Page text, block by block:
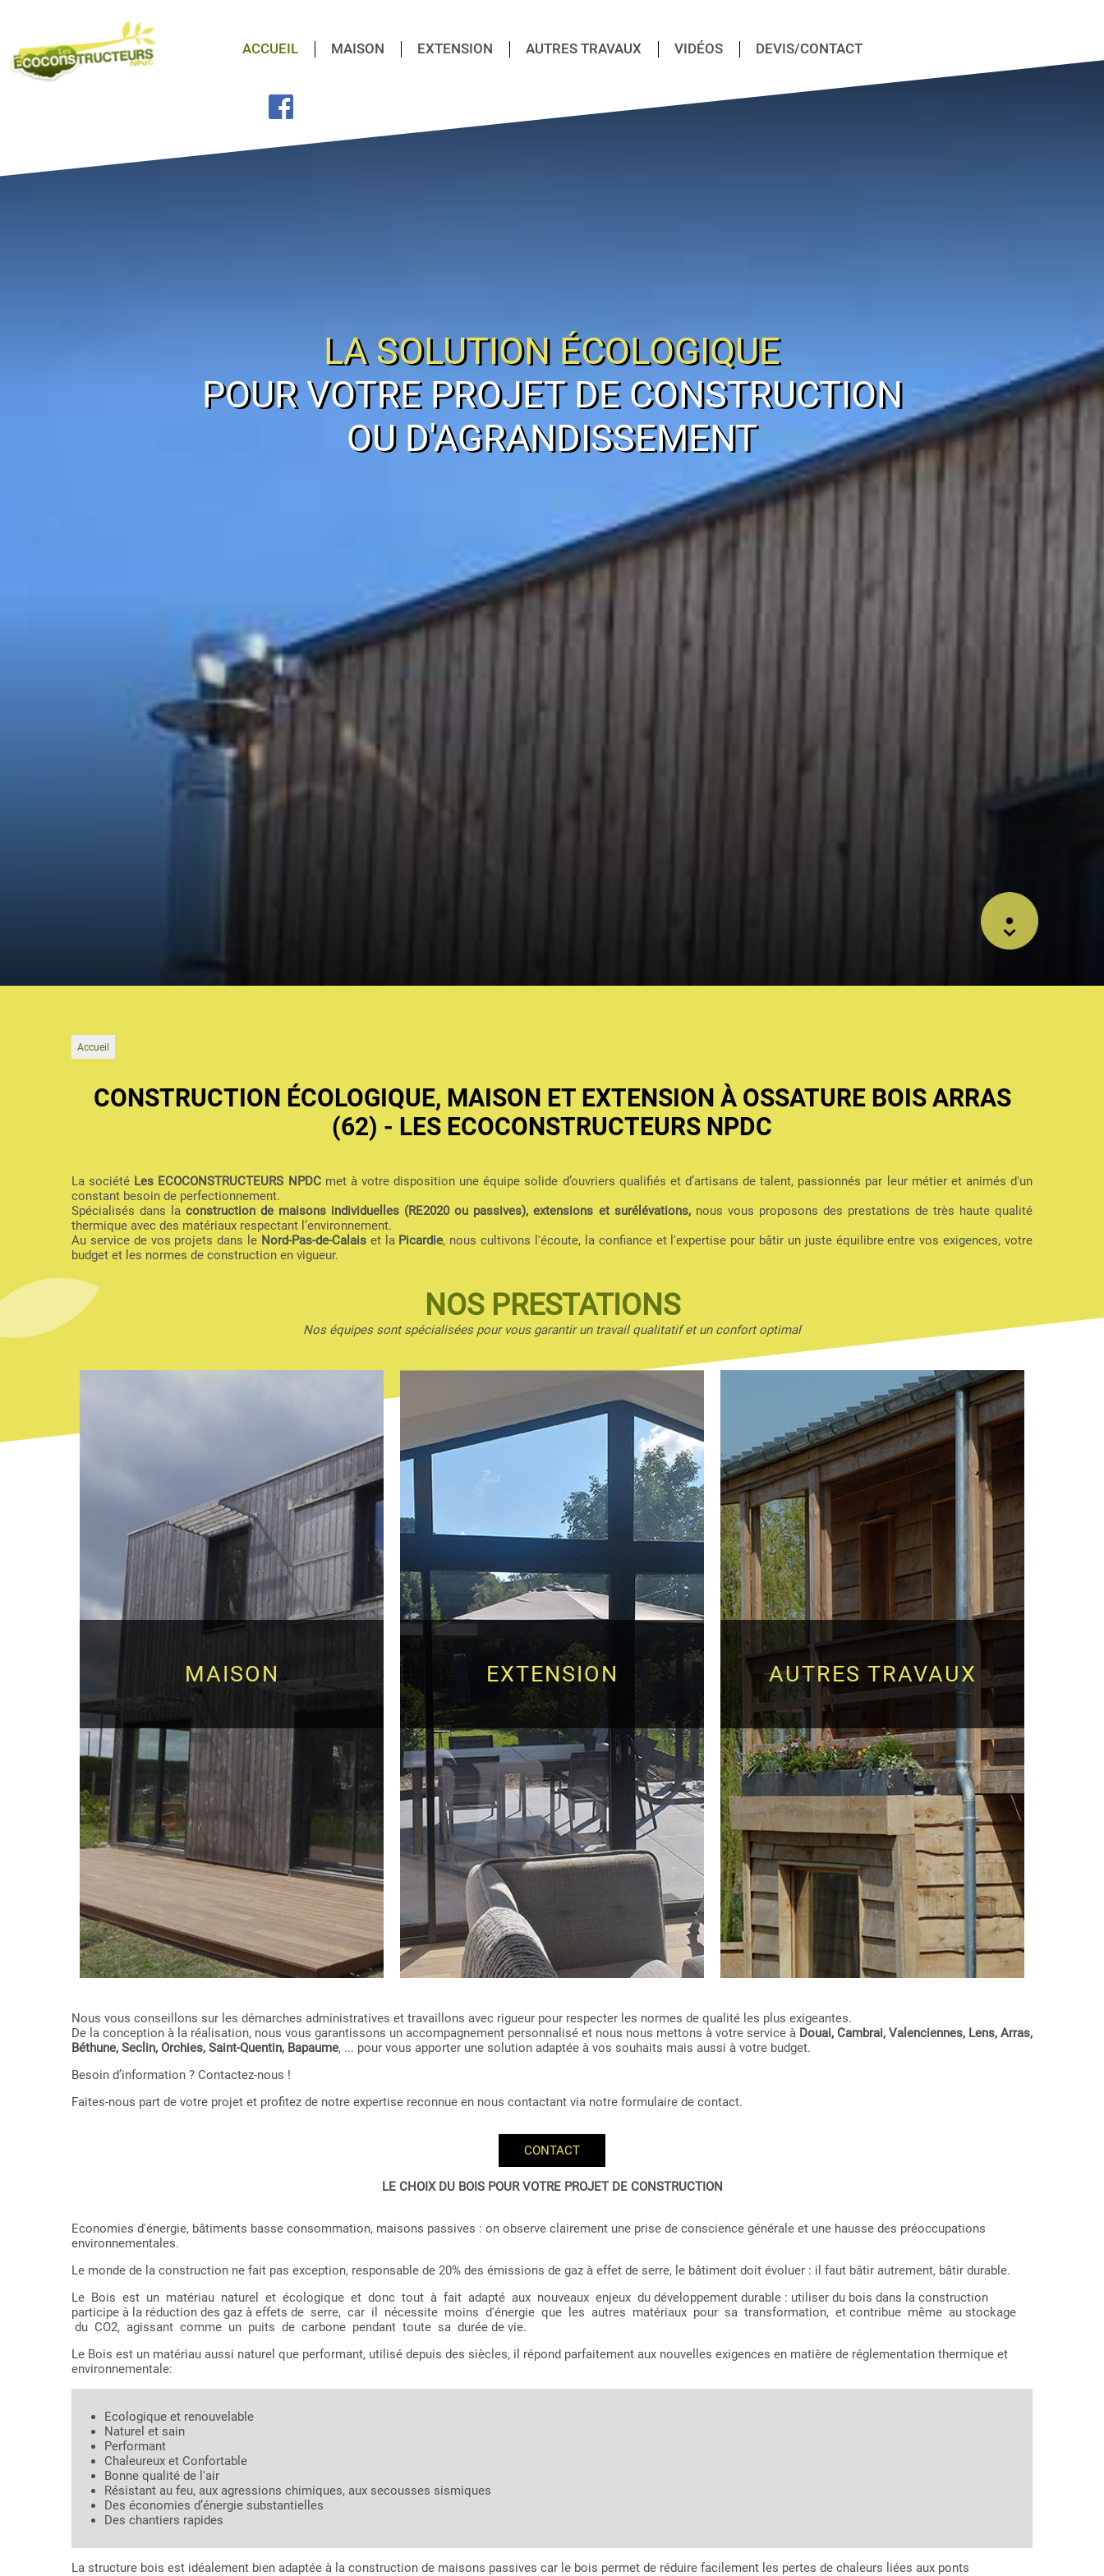
ACCUEIL MAISON EXTENSION AUTRES TRAVAUX VIDÉOS DEVIS/CONTACT
LA SOLUTION ÉCOLOGIQUE
POUR VOTRE PROJET DE CONSTRUCTION
OU D'AGRANDISSEMENT
Accueil
CONSTRUCTION ÉCOLOGIQUE, MAISON ET EXTENSION À OSSATURE BOIS ARRAS
(62) - LES ECOCONSTRUCTEURS NPDC
La société Les ECOCONSTRUCTEURS NPDCmet à votre disposition une équipe solide d’ouvriers qualifiés et d’artisans de talent, passionnés par leur métier et animés d'un
constant besoin de perfectionnement.
Spécialisés dans la construction de maisons individuelles (RE2020 ou passives), extensions et surélévations,nous vous proposons des prestations de très haute qualité
thermique avec des matériaux respectant l’environnement.
Au service de vos projets dans le Nord-Pas-de-Calaiset la Picardie, nous cultivons l'écoute, la confiance et l'expertise pour bâtir un juste équilibre entre vos exigences, votre
budget et les normes de construction en vigueur.
NOS PRESTATIONS
Nos équipes sont spécialisées pour vous garantir un travail qualitatif et un confort optimal
MAISON EXTENSION AUTRES TRAVAUX
Nous vous conseillons sur les démarches administratives et travaillons avec rigueur pour respecter les normes de qualité les plus exigeantes.
De la conception à la réalisation, nous vous garantissons un accompagnement personnalisé et nous nous mettons à votre service à Douai, Cambrai, Valenciennes, Lens, Arras,
Béthune, Seclin, Orchies, Saint-Quentin, Bapaume, ... pour vous apporter une solution adaptée à vos souhaits mais aussi à votre budget.
Besoin d’information ? Contactez-nous !
Faites-nous part de votre projet et profitez de notre expertise reconnue en nous contactant via notre formulaire de contact.
CONTACT
LE CHOIX DU BOIS POUR VOTRE PROJET DE CONSTRUCTION
Economies d'énergie, bâtiments basse consommation, maisons passives : on observe clairement une prise de conscience générale et une hausse des préoccupations
environnementales.
Le monde de la construction ne fait pas exception, responsable de 20% des émissions de gaz à effet de serre, le bâtiment doit évoluer : il faut bâtir autrement, bâtir durable.
Le Bois est un matériau naturel et écologique et donc tout à fait adapté aux nouveaux enjeux du développement durable : utiliser du bois dans la construction
participe à la réduction des gaz à effets de serre, car il nécessite moins d'énergie que les autres matériaux pour sa transformation, et contribue même au stockage
du CO2, agissant comme un puits de carbone pendant toute sa durée de vie.
Le Bois est un matériau aussi naturel que performant, utilisé depuis des siècles, il répond parfaitement aux nouvelles exigences en matière de réglementation thermique et
environnementale:
Ecologique et renouvelable
Naturel et sain
Performant
Chaleureux et Confortable
Bonne qualité de l'air
Résistant au feu, aux agressions chimiques, aux secousses sismiques
Des économies d’énergie substantielles
Des chantiers rapides
La structure bois est idéalement bien adaptée à la construction de maisons passives car le bois permet de réduire facilement les pertes de chaleurs liées aux ponts